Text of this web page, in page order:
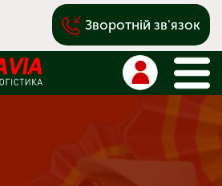
Зворотній зв'язок